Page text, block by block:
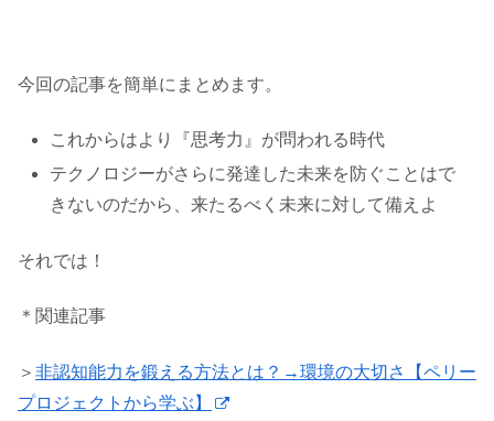
今回の記事を簡単にまとめます。
これからはより『思考力』が問われる時代
テクノロジーがさらに発達した未来を防ぐことはで
きないのだから、来たるべく未来に対して備えよ
それでは！
＊関連記事
＞ 非認知能力を鍛える方法とは？→環境の大切さ【ペリー
プロジェクトから学ぶ】